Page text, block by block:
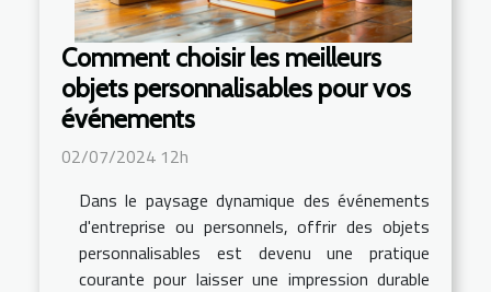
Comment choisir les meilleurs
objets personnalisables pour vos
événements
02/07/2024 12h
Dans le paysage dynamique des événements
d'entreprise ou personnels, offrir des objets
personnalisables est devenu une pratique
courante pour laisser une impression durable